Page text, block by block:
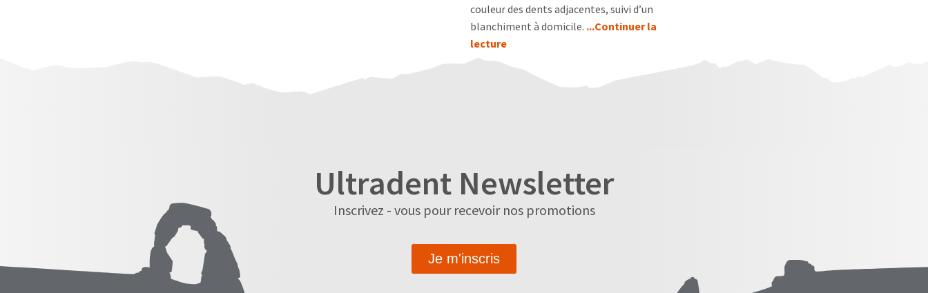
couleur des dents adjacentes, suivi d’un
blanchiment à domicile. ...Continuer la
lecture
Ultradent Newsletter
Inscrivez - vous pour recevoir nos promotions
Je m'inscris